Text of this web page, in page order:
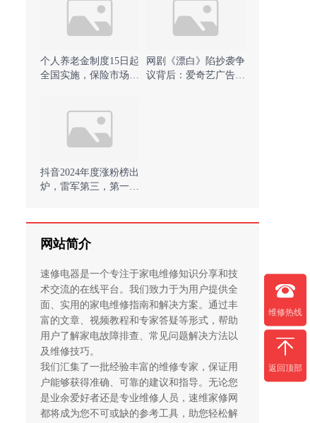
个人养老金制度15日起
全国实施，保险市场再
网剧《漂白》陷抄袭争
议背后：爱奇艺广告营
抖音2024年度涨粉榜出
炉，雷军第三，第一涨
网站简介
速修电器是一个专注于家电维修知识分享和技
术交流的在线平台。我们致力于为用户提供全
面、实用的家电维修指南和解决方案。通过丰
富的文章、视频教程和专家答疑等形式，帮助
用户了解家电故障排查、常见问题解决方法以
及维修技巧。
我们汇集了一批经验丰富的维修专家，保证用
户能够获得准确、可靠的建议和指导。无论您
是业余爱好者还是专业维修人员，速维家修网
都将成为您不可或缺的参考工具，助您轻松解
维修热线
返回顶部